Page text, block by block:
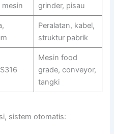
mesin
grinder, pisau
Peralatan, kabel,
struktur pabrik
Mesin food
grade, conveyor,
tangki
sistem otomatis: